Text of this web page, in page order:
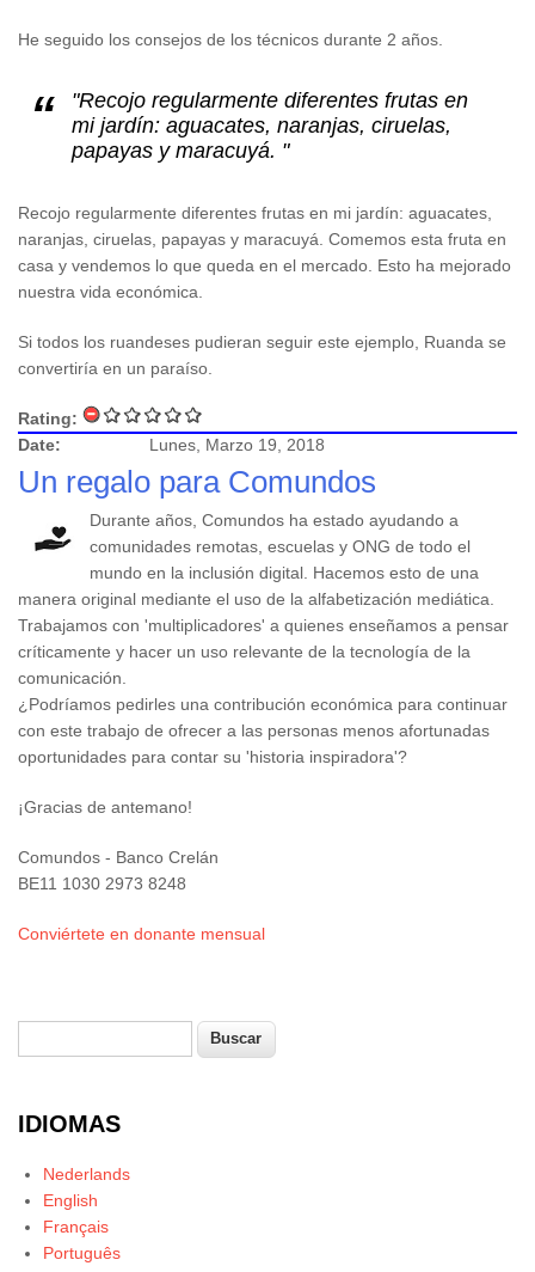
He seguido los consejos de los técnicos durante 2 años.
"Recojo regularmente diferentes frutas en
mi jardín: aguacates, naranjas, ciruelas,
papayas y maracuyá. "
Recojo regularmente diferentes frutas en mi jardín: aguacates,
naranjas, ciruelas, papayas y maracuyá. Comemos esta fruta en
casa y vendemos lo que queda en el mercado. Esto ha mejorado
nuestra vida económica.
Si todos los ruandeses pudieran seguir este ejemplo, Ruanda se
convertiría en un paraíso.
Rating:
Date:
Lunes, Marzo 19, 2018
Un regalo para Comundos
Durante años, Comundos ha estado ayudando a
comunidades remotas, escuelas y ONG de todo el
mundo en la inclusión digital. Hacemos esto de una
manera original mediante el uso de la alfabetización mediática.
Trabajamos con 'multiplicadores' a quienes enseñamos a pensar
críticamente y hacer un uso relevante de la tecnología de la
comunicación.
¿Podríamos pedirles una contribución económica para continuar
con este trabajo de ofrecer a las personas menos afortunadas
oportunidades para contar su 'historia inspiradora'?
¡Gracias de antemano!
Comundos - Banco Crelán
BE11 1030 2973 8248
Conviértete en donante mensual
Formulario de búsqueda
IDIOMAS
Nederlands
English
Français
Português